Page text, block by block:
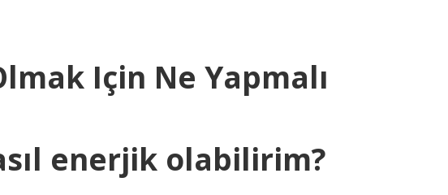
Için Ne Yapmalı
enerjik olabilirim?